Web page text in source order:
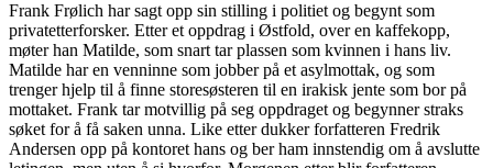
Frank Frølich har sagt opp sin stilling i politiet og begynt som
privatetterforsker. Etter et oppdrag i Østfold, over en kaffekopp,
møter han Matilde, som snart tar plassen som kvinnen i hans liv.
Matilde har en venninne som jobber på et asylmottak, og som
trenger hjelp til å finne storesøsteren til en irakisk jente som bor på
mottaket. Frank tar motvillig på seg oppdraget og begynner straks
søket for å få saken unna. Like etter dukker forfatteren Fredrik
Andersen opp på kontoret hans og ber ham innstendig om å avslutte